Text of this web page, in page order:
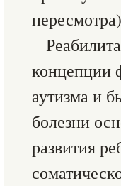
концепции
аутизма и
болезни
развития